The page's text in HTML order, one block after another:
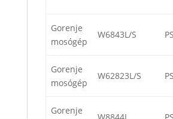
Gorenje
mosógép
W6843L/S
Gorenje
mosógép
W62823L/S
Gorenje